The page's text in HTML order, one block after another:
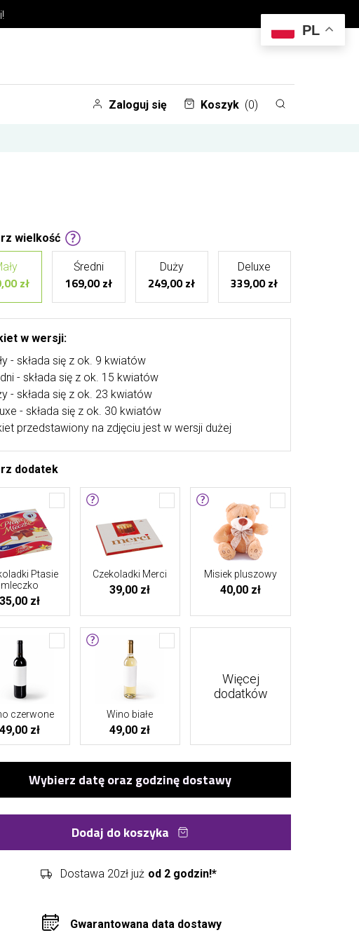
Zaloguj się Koszyk (0)
wielkość
zł
Średni
169,00 zł
Duży
249,00 zł
Deluxe
339,00 zł
w wersji:
- składa się z ok. 9 kwiatów
- składa się z ok. 15 kwiatów
- składa się z ok. 23 kwiatów
- składa się z ok. 30 kwiatów
przedstawiony na zdjęciu jest w wersji dużej
dodatek
Ptasie
mleczko
35,00 zł
Czekoladki Merci
39,00 zł
Misiek pluszowy
40,00 zł
czerwone
49,00 zł
Wino białe
49,00 zł
Więcej
dodatków
Dodaj do koszyka
Dostawa 20zł już od 2 godzin!*
Gwarantowana data dostawy
PL